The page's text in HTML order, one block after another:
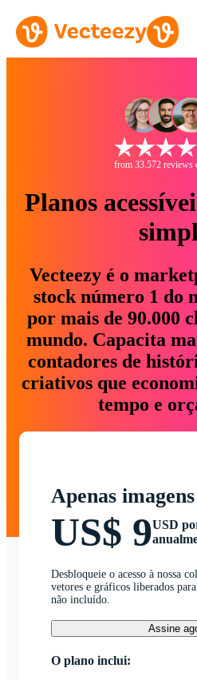
from 33.572 reviews
Planos
Vecteezy é o
stock número 1 do
por mais de 90.000
mundo. Capacita
contadores de
criativos que
tempo e
Apenas imagens
US$ 9USD
Desbloqueie o acesso à nossa
vetores e gráficos liberados
não incluído.
Assine
O plano inclui: